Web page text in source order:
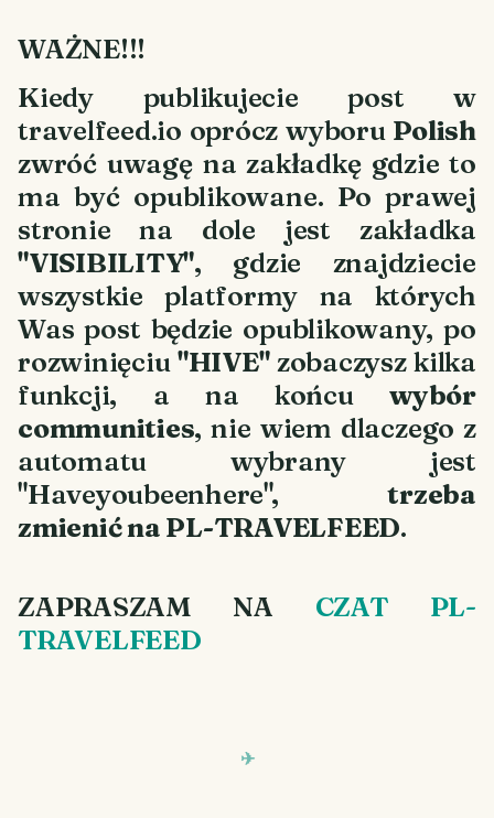
WAŻNE!!!
Kiedy publikujecie post w
travelfeed.io oprócz wyboru Polish
zwróć uwagę na zakładkę gdzie to
ma być opublikowane. Po prawej
stronie na dole jest zakładka
"VISIBILITY", gdzie znajdziecie
wszystkie platformy na których
Was post będzie opublikowany, po
rozwinięciu "HIVE"zobaczysz kilka
funkcji, a na końcuwybór
communities, nie wiem dlaczego z
automatu wybrany jest
"Haveyoubeenhere",trzeba
zmienić na PL-TRAVELFEED.
ZAPRASZAM NA CZAT PL-
TRAVELFEED